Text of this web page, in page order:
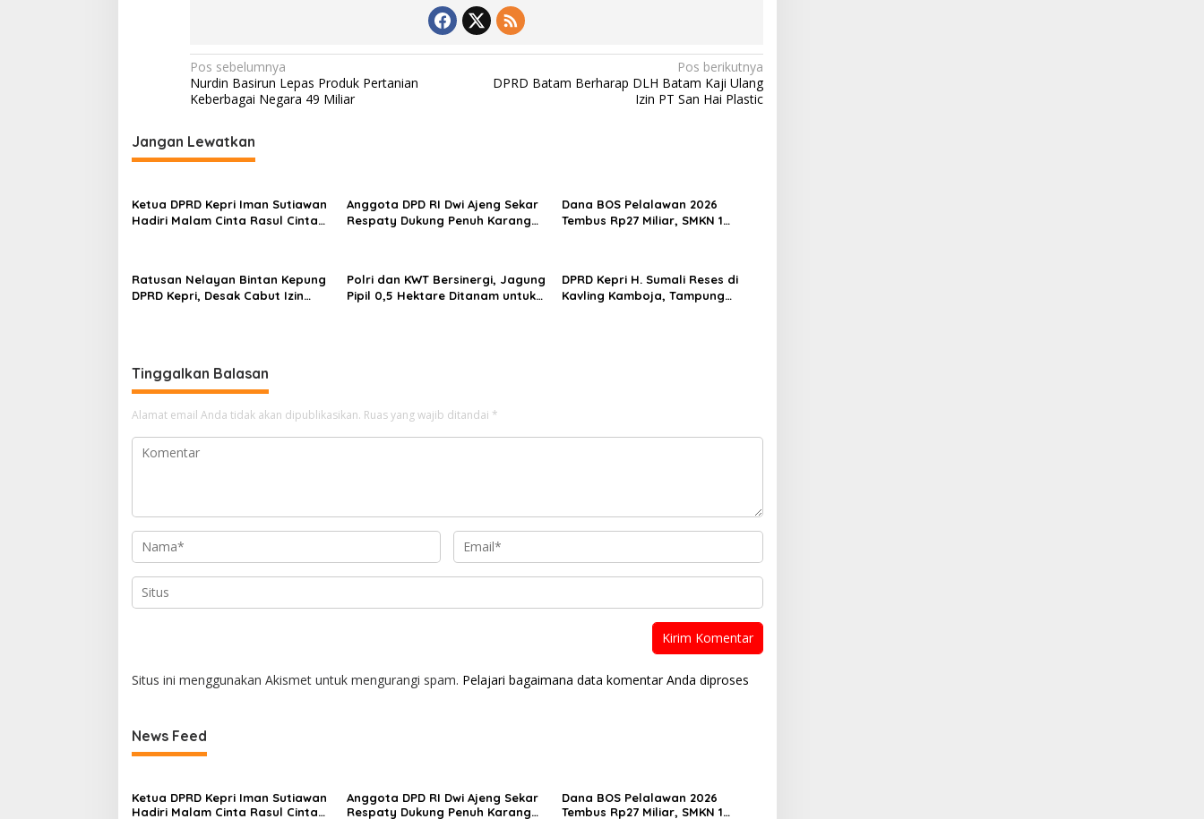
N
a
i
g
a
s
p
o
Pos sebelumnya
Nurdin Basirun Lepas Produk Pertanian
Keberbagai Negara 49 Miliar
Pos berikutnya
DPRD Batam Berharap DLH Batam Kaji Ulang
Izin PT San Hai Plastic
Jangan Lewatkan
Ketua DPRD Kepri Iman Sutiawan
Hadiri Malam Cinta Rasul Cinta
Anggota DPD RI Dwi Ajeng Sekar
Respaty Dukung Penuh Karang
Dana BOS Pelalawan 2026
Tembus Rp27 Miliar, SMKN 1
Ratusan Nelayan Bintan Kepung
DPRD Kepri, Desak Cabut Izin
Polri dan KWT Bersinergi, Jagung
Pipil 0,5 Hektare Ditanam untuk
DPRD Kepri H. Sumali Reses di
Kavling Kamboja, Tampung
Tinggalkan Balasan
Alamat email Anda tidak akan dipublikasikan. Ruas yang wajib ditandai *
Situs ini menggunakan Akismet untuk mengurangi spam. Pelajari bagaimana data komentar Anda diproses
News Feed
Ketua DPRD Kepri Iman Sutiawan
Hadiri Malam Cinta Rasul Cinta
Anggota DPD RI Dwi Ajeng Sekar
Respaty Dukung Penuh Karang
Dana BOS Pelalawan 2026
Tembus Rp27 Miliar, SMKN 1